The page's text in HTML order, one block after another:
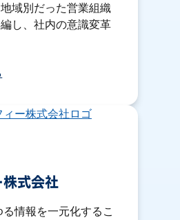
域別だった営業組織
し、社内の意識変革
式会社
情報を一元化するこ